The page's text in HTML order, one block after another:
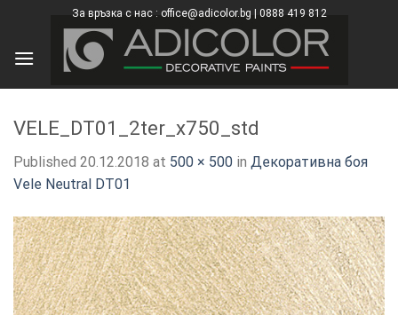
content
За връзка с нас : office@adicolor.bg | 0888 419 812
VELE_DT01_2ter_x750_std
Published 20.12.2018 at 500 × 500 in Декоративна боя
Vele Neutral DT01
×